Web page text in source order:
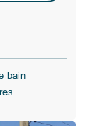
bain